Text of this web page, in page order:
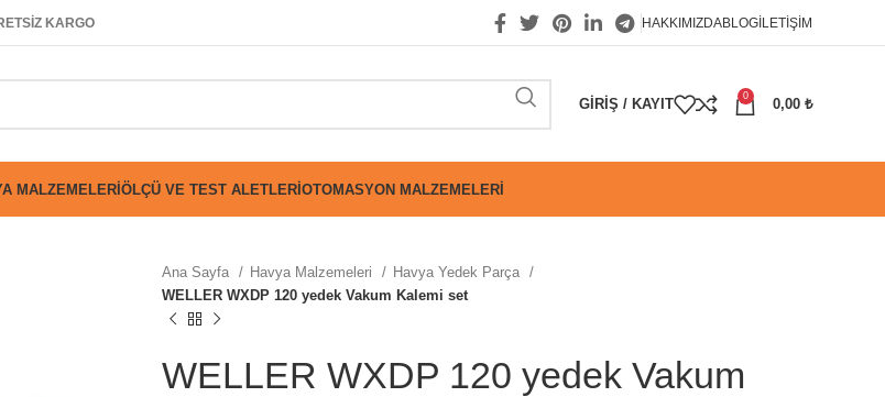
KARGO HAKKIMIZDABLOGİLETIŞIM
GIRIŞ / KAYIT
0
0,00 ₺
MALZEMELERIÖLÇÜ VE TEST ALETLERIOTOMASYON MALZEMELERI
Ana Sayfa Havya Malzemeleri
Havya Yedek Parça
WELLER WXDP 120 yedek Vakum Kalemi set
WELLER WXDP 120 yedek Vakum